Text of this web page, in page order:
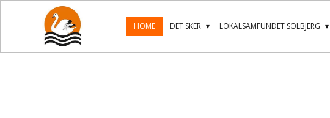
HOME DET SKER LOKALSAMFUNDET SOLBJERG